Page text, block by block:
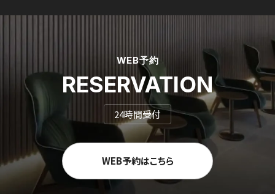
WEB予約
RESERVATION
24時間受付
WEB予約はこちら